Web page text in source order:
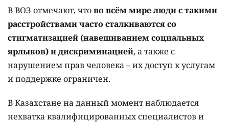
В ВОЗ отмечают, чтово всём мире люди с такими
расстройствами часто сталкиваются со
стигматизацией (навешиванием социальных
ярлыков) и дискриминацией, а также с
нарушением прав человека – их доступ к услугам
и поддержке ограничен.
В Казахстане на данный момент наблюдается
нехватка квалифицированных специалистов и